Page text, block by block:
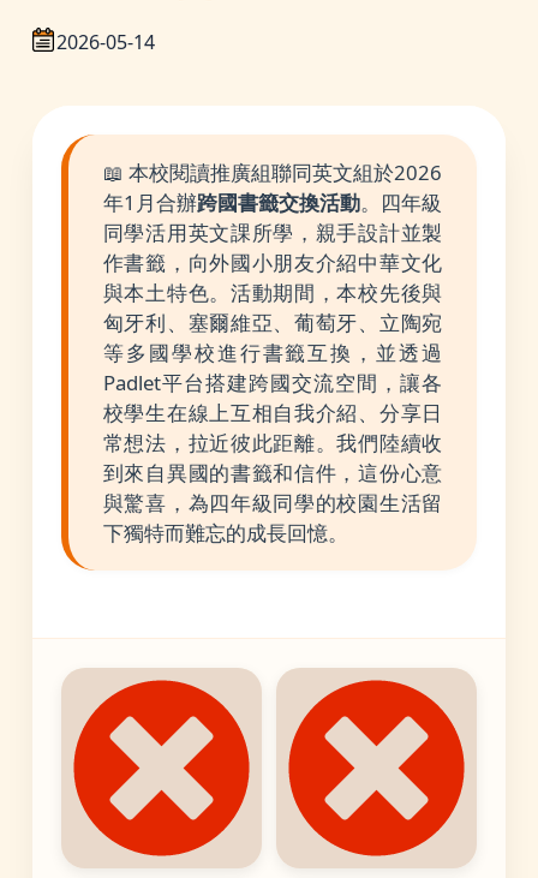
2026-05-14
📖 本校閱讀推廣組聯同英文組於2026
年1月合辦跨國書籤交換活動。四年級
同學活用英文課所學，親手設計並製
作書籤，向外國小朋友介紹中華文化
與本土特色。活動期間，本校先後與
匈牙利、塞爾維亞、葡萄牙、立陶宛
等多國學校進行書籤互換，並透過
Padlet平台搭建跨國交流空間，讓各
校學生在線上互相自我介紹、分享日
常想法，拉近彼此距離。我們陸續收
到來自異國的書籤和信件，這份心意
與驚喜，為四年級同學的校園生活留
下獨特而難忘的成長回憶。